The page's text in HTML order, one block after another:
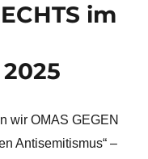
im
wir OMAS GEGEN
Antisemitismus“ –